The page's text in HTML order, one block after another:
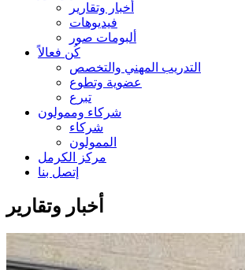
أخبار وتقارير
فيديوهات
ألبومات صور
كُن فعالاً
التدريب المهني والتخصص
عضوية وتطوع
تبرع
شركاء وممولون
شركاء
الممولون
مركز الكرمل
إتصل بنا
أخبار وتقارير